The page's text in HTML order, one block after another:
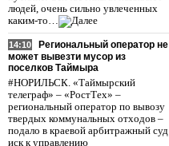
людей, очень сильно увлеченных
каким-то…
14:10
Региональный оператор не
может вывезти мусор из
поселков Таймыра
#НОРИЛЬСК. «Таймырский
телеграф» – «РостТех» –
региональный оператор по вывозу
твердых коммунальных отходов –
подало в краевой арбитражный суд
иск к управлению